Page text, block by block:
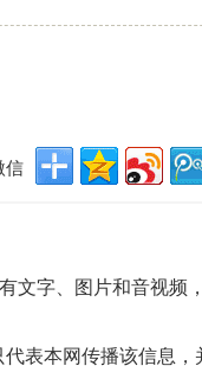
信
文字、图片和音视
表本网传播该信息